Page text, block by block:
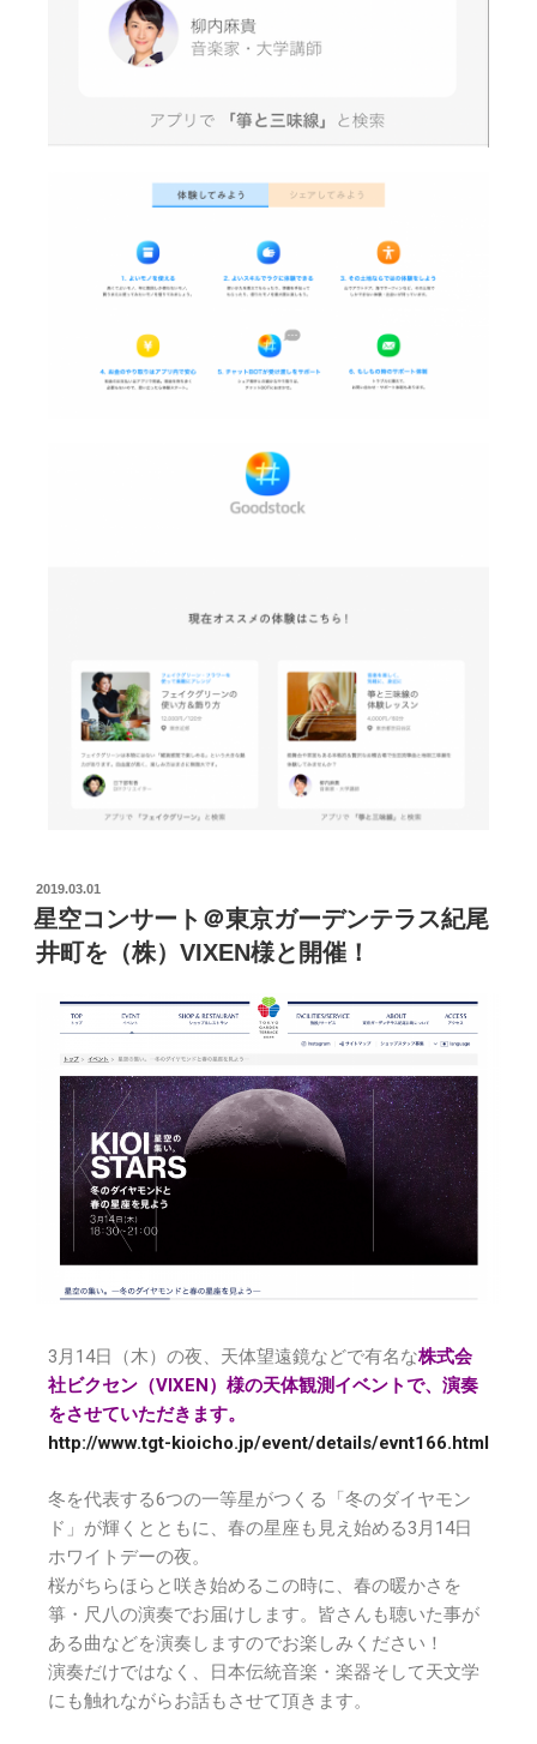
2019.03.01
星空コンサート＠東京ガーデンテラス紀尾
井町を（株）VIXEN様と開催！
3月14日（木）の夜、天体望遠鏡などで有名な株式会
社ビクセン（VIXEN）様の天体観測イベントで、演奏
をさせていただきます。
http://www.tgt-kioicho.jp/event/details/evnt166.html
冬を代表する6つの一等星がつくる「冬のダイヤモン
ド」が輝くとともに、春の星座も見え始める3月14日
ホワイトデーの夜。
桜がちらほらと咲き始めるこの時に、春の暖かさを
箏・尺八の演奏でお届けします。皆さんも聴いた事が
ある曲などを演奏しますのでお楽しみください！
演奏だけではなく、日本伝統音楽・楽器そして天文学
にも触れながらお話もさせて頂きます。